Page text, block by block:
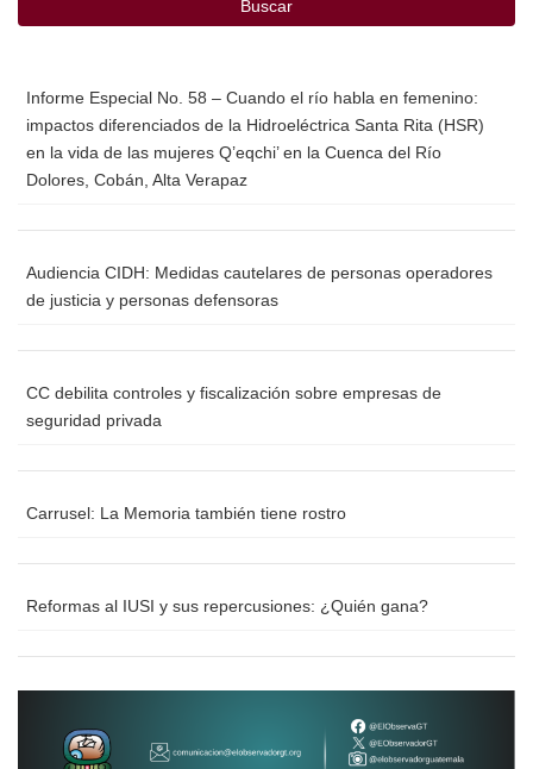
Buscar
Informe Especial No. 58 – Cuando el río habla en femenino:
impactos diferenciados de la Hidroeléctrica Santa Rita (HSR)
en la vida de las mujeres Q’eqchi’ en la Cuenca del Río
Dolores, Cobán, Alta Verapaz
Audiencia CIDH: Medidas cautelares de personas operadores
de justicia y personas defensoras
CC debilita controles y fiscalización sobre empresas de
seguridad privada
Carrusel: La Memoria también tiene rostro
Reformas al IUSI y sus repercusiones: ¿Quién gana?